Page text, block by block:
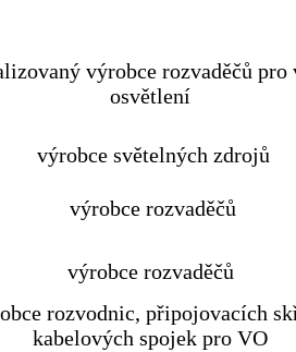
výrobce rozvaděčů pro
osvětlení
výrobce světelných zdrojů
výrobce rozvaděčů
výrobce rozvaděčů
rozvodnic, připojovacích
kabelových spojek pro VO